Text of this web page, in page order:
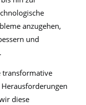
anzugehen,
und
transformative
diese